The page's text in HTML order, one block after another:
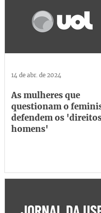
As mulheres que
questionam o
defendem os
homens'
14 de abr. de 2024